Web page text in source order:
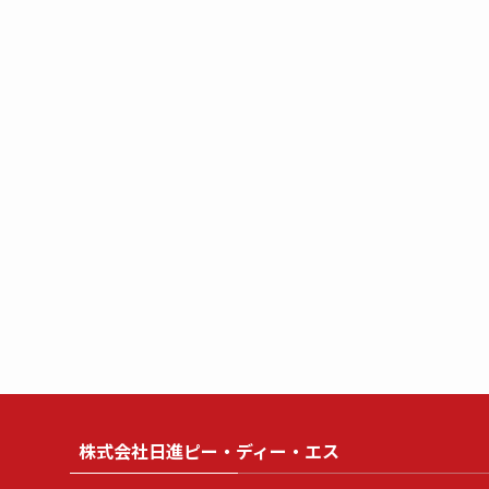
株式会社日進ピー・ディー・エス